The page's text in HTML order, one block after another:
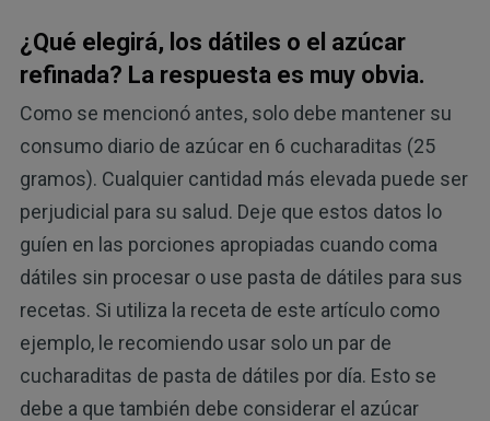
¿Qué elegirá, los dátiles o el azúcar
refinada? La respuesta es muy obvia.
Como se mencionó antes, solo debe mantener su
consumo diario de azúcar en 6 cucharaditas (25
gramos). Cualquier cantidad más elevada puede ser
perjudicial para su salud. Deje que estos datos lo
guíen en las porciones apropiadas cuando coma
dátiles sin procesar o use pasta de dátiles para sus
recetas. Si utiliza la receta de este artículo como
ejemplo, le recomiendo usar solo un par de
cucharaditas de pasta de dátiles por día. Esto se
debe a que también debe considerar el azúcar